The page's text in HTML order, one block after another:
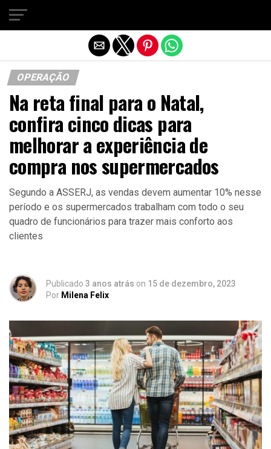
OPERAÇÃO
Na reta final para o Natal,
confira cinco dicas para
melhorar a experiência de
compra nos supermercados
Segundo a ASSERJ, as vendas devem aumentar 10% nesse
período e os supermercados trabalham com todo o seu
quadro de funcionários para trazer mais conforto aos
clientes
Publicado 3 anos atrás on 15 de dezembro, 2023
Por Milena Felix